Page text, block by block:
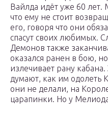
Вайлда идёт уже 60 лет.
что ему не стоит
его, говоря что они
спасут своих любимых.
Демонов также
оказался ранен в бою,
излечивает рану
думают, как им одолеть
они не делали, на
царапинки. Но у